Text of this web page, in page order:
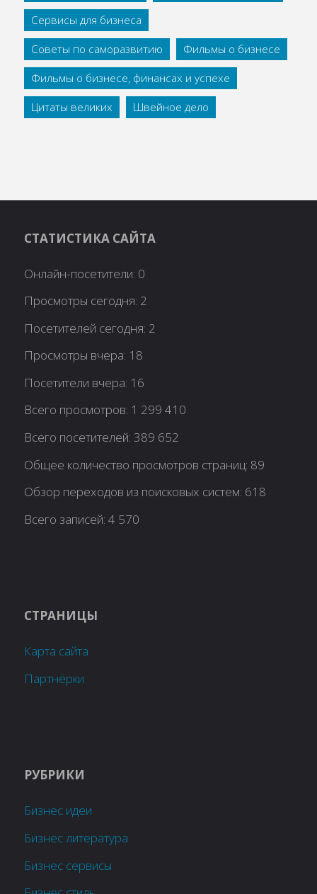
Сервисы для бизнеса
Советы по саморазвитию
Фильмы о бизнесе
Фильмы о бизнесе, финансах и успехе
Цитаты великих
Швейное дело
СТАТИСТИКА САЙТА
Онлайн-посетители: 0
Просмотры сегодня: 2
Посетителей сегодня: 2
Просмотры вчера: 18
Посетители вчера: 16
Всего просмотров: 1 299 410
Всего посетителей:389 652
Общее количество просмотров страниц: 89
Обзор переходов из поисковых систем: 618
Всего записей:4 570
СТРАНИЦЫ
Карта сайта
Партнёрки
РУБРИКИ
Бизнес идеи
Бизнес литература
Бизнес сервисы